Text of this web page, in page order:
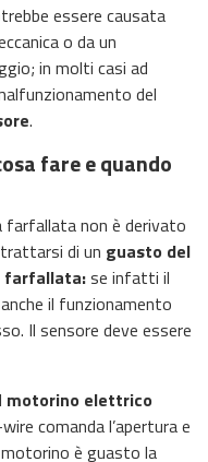
essere causata
o da un
in molti casi ad
del
.
fare e quando
farfallata non è derivato
di un guasto del
farfallata:se infatti il
il funzionamento
Il sensore deve essere
motorino elettrico
comanda l’apertura e
è guasto la